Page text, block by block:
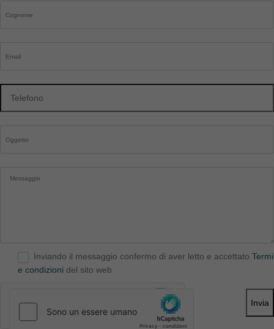
Inviando il messaggio confermo di aver letto e accettato
e condizioni del sito web
Invia